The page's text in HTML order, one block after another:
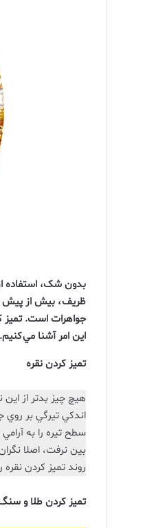
بدون شک، استفاده
ظريف ، بيش از پيش
جواهرات است. تميز
اين امر آشنا مي کنيم.
تميز کردن نقره
هيچ چيز بدتر از
اندکي تيرگي بر روي
سطح تيره را به
بين نرفت، اصلا
روند تميز کردن
تميز کردن طلا و